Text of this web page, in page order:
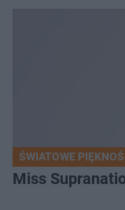
ŚWIATOWE
Miss